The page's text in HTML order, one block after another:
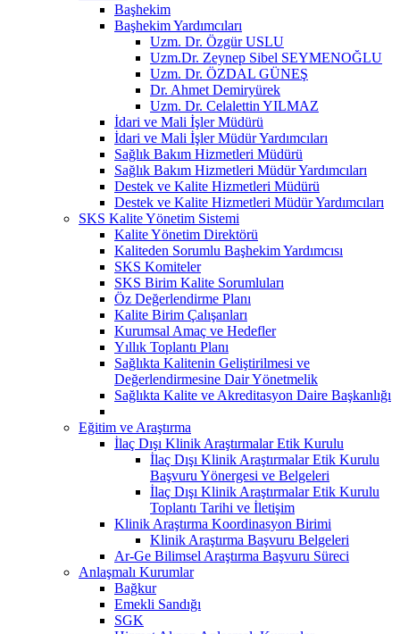
Başhekim
Başhekim Yardımcıları
Uzm. Dr. Özgür USLU
Uzm.Dr. Zeynep Sibel SEYMENOĞLU
Uzm. Dr. ÖZDAL GÜNEŞ
Dr. Ahmet Demiryürek
Uzm. Dr. Celalettin YILMAZ
İdari ve Mali İşler Müdürü
İdari ve Mali İşler Müdür Yardımcıları
Sağlık Bakım Hizmetleri Müdürü
Sağlık Bakım Hizmetleri Müdür Yardımcıları
Destek ve Kalite Hizmetleri Müdürü
Destek ve Kalite Hizmetleri Müdür Yardımcıları
SKS Kalite Yönetim Sistemi
Kalite Yönetim Direktörü
Kaliteden Sorumlu Başhekim Yardımcısı
SKS Komiteler
SKS Birim Kalite Sorumluları
Öz Değerlendirme Planı
Kalite Birim Çalışanları
Kurumsal Amaç ve Hedefler
Yıllık Toplantı Planı
Sağlıkta Kalitenin Geliştirilmesi ve
Değerlendirmesine Dair Yönetmelik
Sağlıkta Kalite ve Akreditasyon Daire Başkanlığı
Eğitim ve Araştırma
İlaç Dışı Klinik Araştırmalar Etik Kurulu
İlaç Dışı Klinik Araştırmalar Etik Kurulu
Başvuru Yönergesi ve Belgeleri
İlaç Dışı Klinik Araştırmalar Etik Kurulu
Toplantı Tarihi ve İletişim
Klinik Araştırma Koordinasyon Birimi
Klinik Araştırma Başvuru Belgeleri
Ar-Ge Bilimsel Araştırma Başvuru Süreci
Anlaşmalı Kurumlar
Bağkur
Emekli Sandığı
SGK